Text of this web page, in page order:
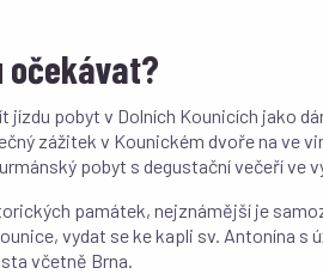
očekávat?
jízdu pobyt v Dolních Kounicích jako
zážitek v Kounickém dvoře na ve
pobyt s degustační večeří ve
památek, nejznámější je
vydat se ke kapli sv. Antonína s
včetně Brna.